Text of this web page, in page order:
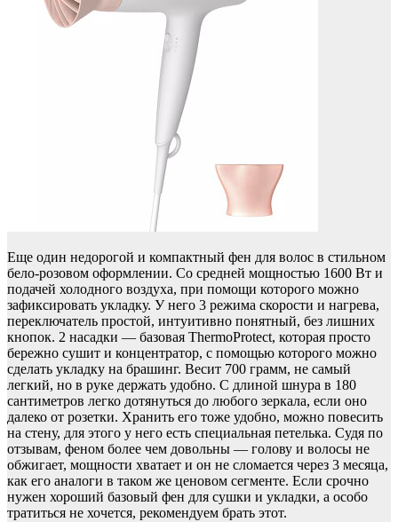
Еще один недорогой и компактный фен для волос в стильном
бело-розовом оформлении. Со средней мощностью 1600 Вт и
подачей холодного воздуха, при помощи которого можно
зафиксировать укладку. У него 3 режима скорости и нагрева,
переключатель простой, интуитивно понятный, без лишних
кнопок. 2 насадки — базовая ThermoProtect, которая просто
бережно сушит и концентратор, с помощью которого можно
сделать укладку на брашинг. Весит 700 грамм, не самый
легкий, но в руке держать удобно. С длиной шнура в 180
сантиметров легко дотянуться до любого зеркала, если оно
далеко от розетки. Хранить его тоже удобно, можно повесить
на стену, для этого у него есть специальная петелька. Судя по
отзывам, феном более чем довольны — голову и волосы не
обжигает, мощности хватает и он не сломается через 3 месяца,
как его аналоги в таком же ценовом сегменте. Если срочно
нужен хороший базовый фен для сушки и укладки, а особо
тратиться не хочется, рекомендуем брать этот.